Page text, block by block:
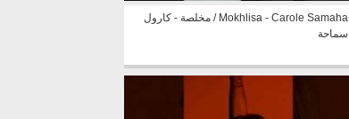
Mokhlisa - Carole Samaha / مخلصة - كارول
سماحة